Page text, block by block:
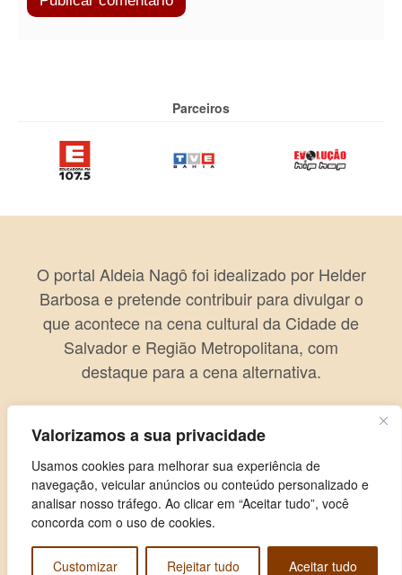
Valorizamos a sua privacidade
Usamos cookies para melhorar sua experiência de
navegação, veicular anúncios ou conteúdo personalizado e
analisar nosso tráfego. Ao clicar em “Aceitar tudo”, você
concorda com o uso de cookies.
Customizar Rejeitar tudo Aceitar tudo
Parceiros
O portal Aldeia Nagô foi idealizado por Helder
Barbosa e pretende contribuir para divulgar o
que acontece na cena cultural da Cidade de
Salvador e Região Metropolitana, com
destaque para a cena alternativa.